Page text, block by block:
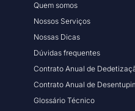
Quem somos
Nossos Serviços
Nossas Dicas
Dúvidas frequentes
Contrato Anual de
Contrato Anual de
Glossário Técnico